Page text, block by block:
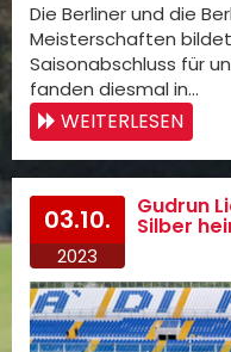
Die Berliner und die
Meisterschaften
Saisonabschluss für
fanden diesmal in…
WEITERLESEN
03.10.
2023
Gudrun
Silber